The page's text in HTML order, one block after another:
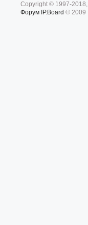
Copyright © 1997-2018,
Форум IP.Board © 2009